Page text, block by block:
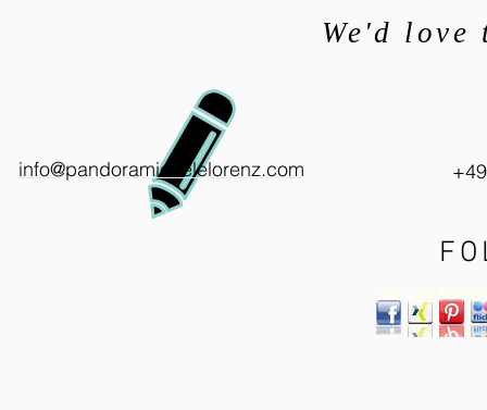
We'd love
info@pandoramichelelorenz.com